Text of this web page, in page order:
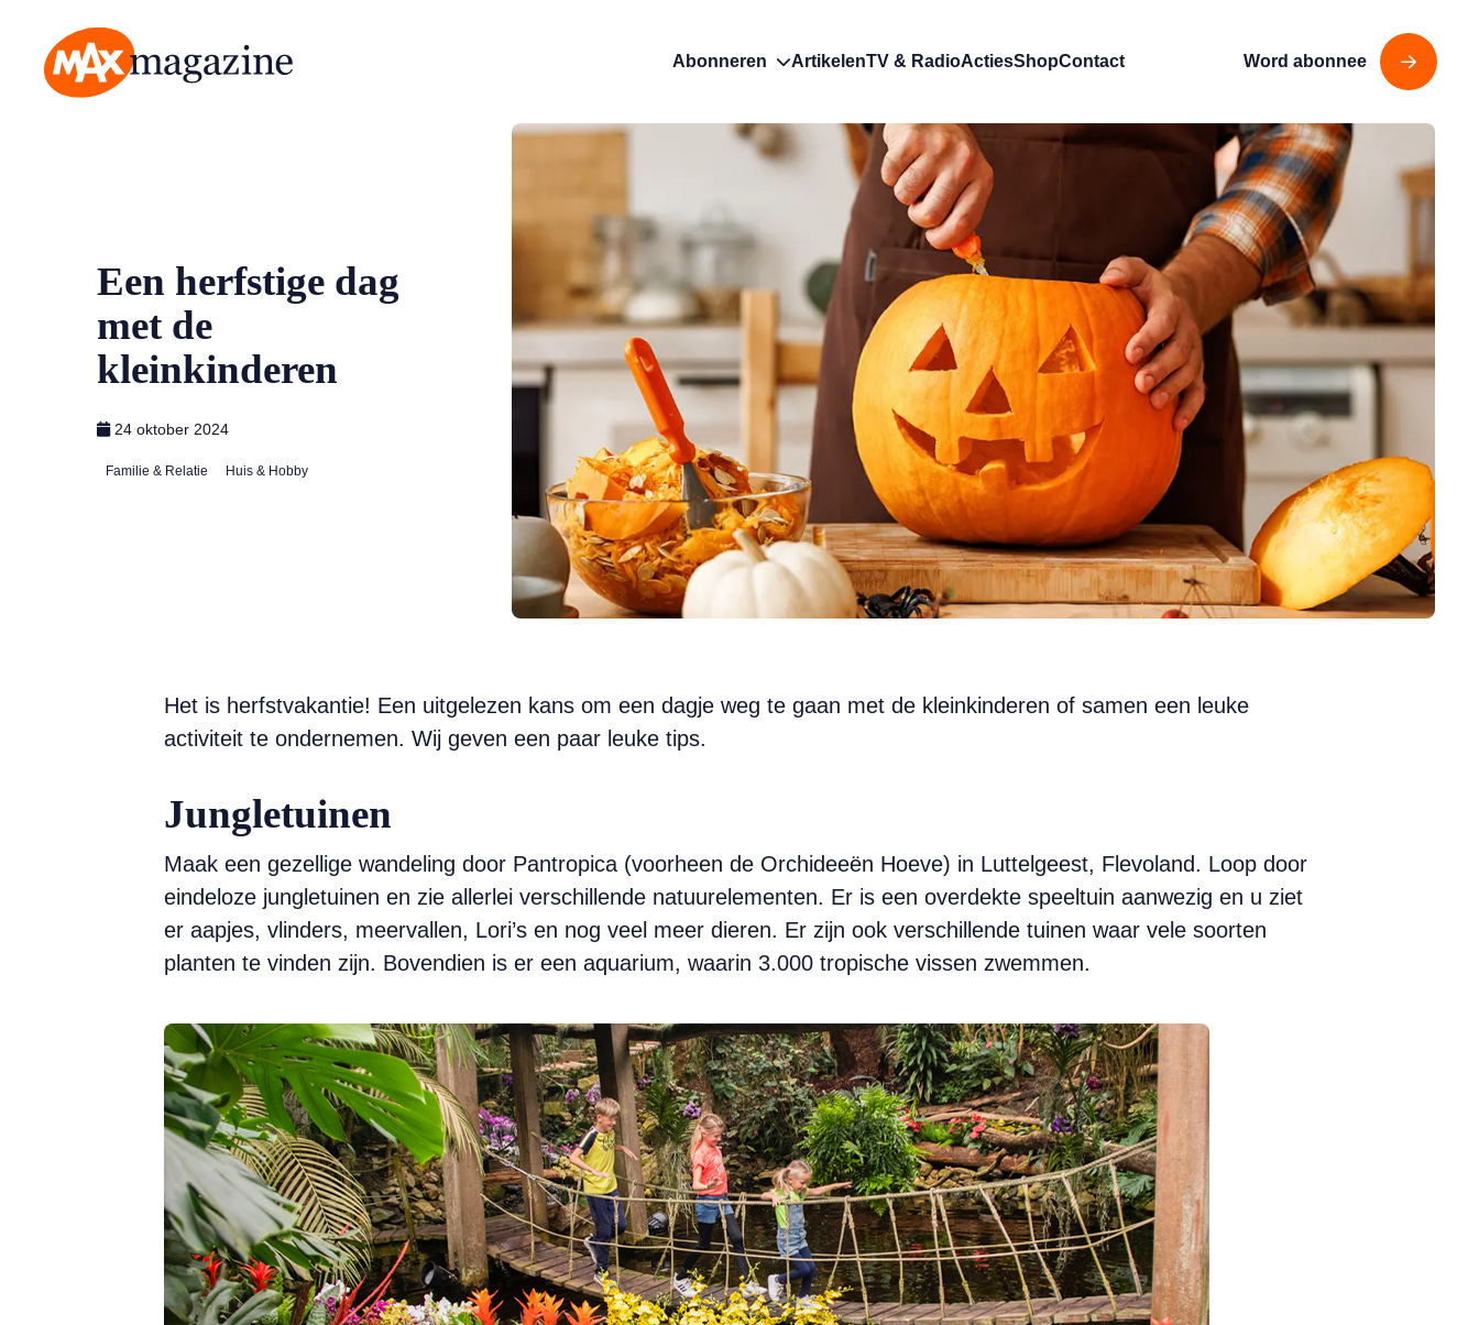
Abonneren ArtikelenTV & RadioActiesShopContact Word abonnee
Een herfstige dag
met de
kleinkinderen
24 oktober 2024
Familie & Relatie Huis & Hobby
Het is herfstvakantie! Een uitgelezen kans om een dagje weg te gaan met de kleinkinderen of samen een leuke
activiteit te ondernemen. Wij geven een paar leuke tips.
Jungletuinen
Maak een gezellige wandeling door Pantropica (voorheen de Orchideeën Hoeve) in Luttelgeest, Flevoland. Loop door
eindeloze jungletuinen en zie allerlei verschillende natuurelementen. Er is een overdekte speeltuin aanwezig en u ziet
er aapjes, vlinders, meervallen, Lori’s en nog veel meer dieren. Er zijn ook verschillende tuinen waar vele soorten
planten te vinden zijn. Bovendien is er een aquarium, waarin 3.000 tropische vissen zwemmen.